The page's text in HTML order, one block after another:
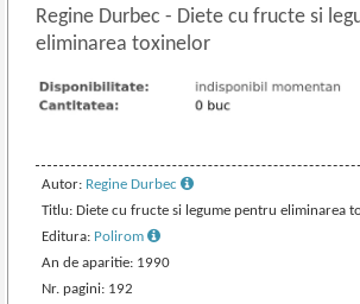
Regine Durbec- Diete cu fructe si
eliminarea toxinelor
Autor: Regine Durbec
Titlu: Diete cu fructe si legume pentru eliminarea
Editura: Polirom
An de aparitie: 1990
Nr. pagini: 192